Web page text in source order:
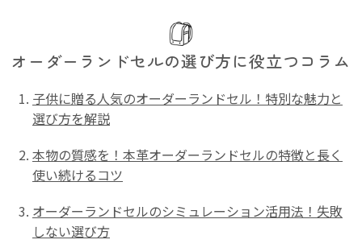
オーダーランドセルの選び方に役立つコラム
子供に贈る人気のオーダーランドセル！特別な魅力と
選び方を解説
本物の質感を！本革オーダーランドセルの特徴と長く
使い続けるコツ
オーダーランドセルのシミュレーション活用法！失敗
しない選び方